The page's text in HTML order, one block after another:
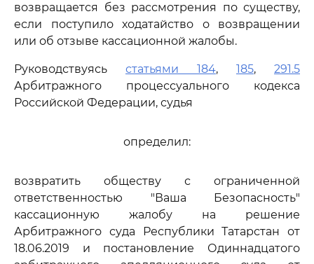
возвращается без рассмотрения по существу,
если поступило ходатайство о возвращении
или об отзыве кассационной жалобы.
Руководствуясь статьями 184, 185, 291.5
Арбитражного процессуального кодекса
Российской Федерации, судья
определил:
возвратить обществу с ограниченной
ответственностью "Ваша Безопасность"
кассационную жалобу на решение
Арбитражного суда Республики Татарстан от
18.06.2019 и постановление Одиннадцатого